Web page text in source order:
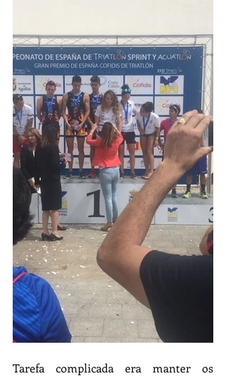
Tarefa complicada era manter os